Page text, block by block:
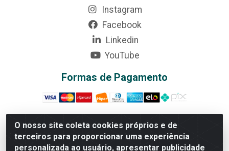
O nosso site coleta cookies próprios e de
terceiros para proporcionar uma experiência
personalizada ao usuário, apresentar publicidade
Instagram
Facebook
Linkedin
YouTube
Formas de Pagamento
Rede Brasil - Avenida Universitária, nº 3860, Jardim das
Américas II Etapa - Anápolis/GO - CEP 75070-415 -